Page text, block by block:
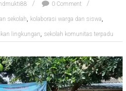
0 Comment
sekolah, kolaborasi warga dan siswa,
lingkungan, sekolah komunitas terpadu